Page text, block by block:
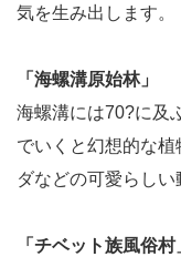
気を生み出します。
「海螺溝原始林」
海螺溝には70?に及
でいくと幻想的な
ダなどの可愛らしい
「チベット族風俗村